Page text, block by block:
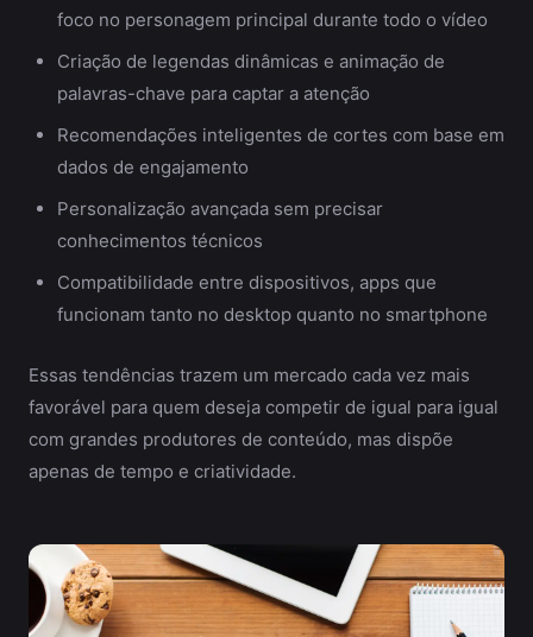
foco no personagem principal durante todo o vídeo
Criação de legendas dinâmicas e animação de
palavras-chave para captar a atenção
Recomendações inteligentes de cortes com base em
dados de engajamento
Personalização avançada sem precisar
conhecimentos técnicos
Compatibilidade entre dispositivos, apps que
funcionam tanto no desktop quanto no smartphone
Essas tendências trazem um mercado cada vez mais
favorável para quem deseja competir de igual para igual
com grandes produtores de conteúdo, mas dispõe
apenas de tempo e criatividade.